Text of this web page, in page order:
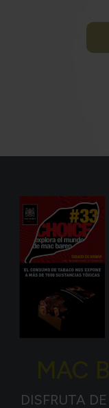
DISFRUTA